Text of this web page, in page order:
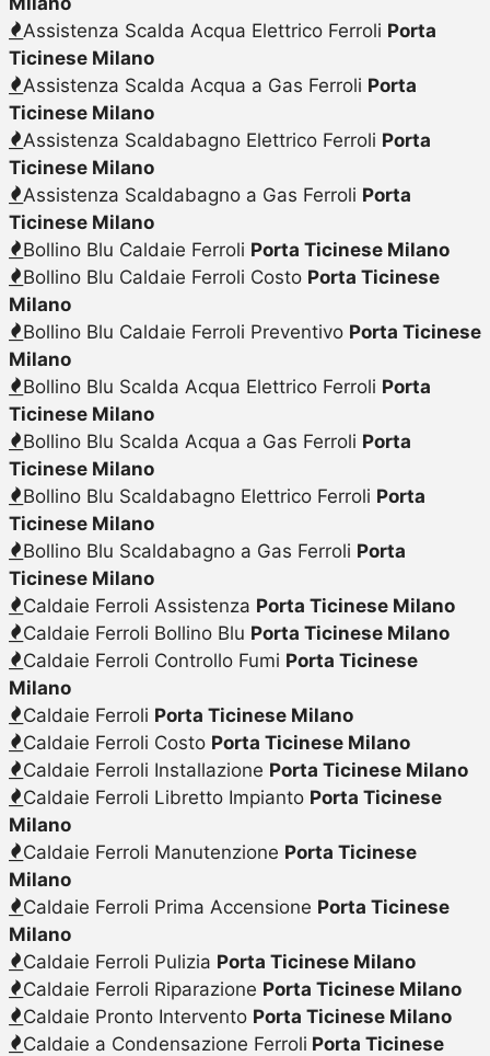
Assistenza Scalda Acqua Elettrico Ferroli Porta
Ticinese Milano
Assistenza Scalda Acqua a Gas Ferroli Porta
Ticinese Milano
Assistenza Scaldabagno Elettrico Ferroli Porta
Ticinese Milano
Assistenza Scaldabagno a Gas Ferroli Porta
Ticinese Milano
Bollino Blu Caldaie Ferroli Porta Ticinese Milano
Bollino Blu Caldaie Ferroli Costo Porta Ticinese
Milano
Bollino Blu Caldaie Ferroli Preventivo Porta Ticinese
Milano
Bollino Blu Scalda Acqua Elettrico Ferroli Porta
Ticinese Milano
Bollino Blu Scalda Acqua a Gas Ferroli Porta
Ticinese Milano
Bollino Blu Scaldabagno Elettrico Ferroli Porta
Ticinese Milano
Bollino Blu Scaldabagno a Gas Ferroli Porta
Ticinese Milano
Caldaie Ferroli Assistenza Porta Ticinese Milano
Caldaie Ferroli Bollino Blu Porta Ticinese Milano
Caldaie Ferroli Controllo Fumi Porta Ticinese
Milano
Caldaie Ferroli Porta Ticinese Milano
Caldaie Ferroli Costo Porta Ticinese Milano
Caldaie Ferroli Installazione Porta Ticinese Milano
Caldaie Ferroli Libretto Impianto Porta Ticinese
Milano
Caldaie Ferroli Manutenzione Porta Ticinese
Milano
Caldaie Ferroli Prima Accensione Porta Ticinese
Milano
Caldaie Ferroli Pulizia Porta Ticinese Milano
Caldaie Ferroli Riparazione Porta Ticinese Milano
Caldaie Pronto Intervento Porta Ticinese Milano
Caldaie a Condensazione Ferroli Porta Ticinese